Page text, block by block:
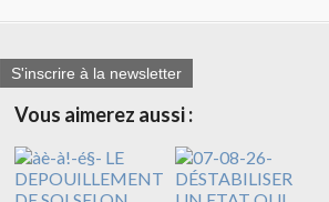
S'inscrire à la newsletter
Vous aimerez aussi :